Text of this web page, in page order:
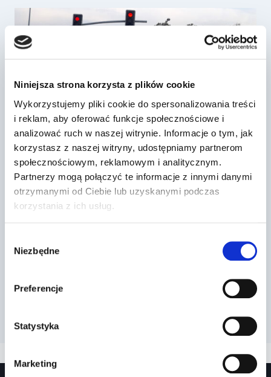
Niniejsza strona korzysta z plików cookie
Wykorzystujemy pliki cookie do spersonalizowania treści
i reklam, aby oferować funkcje społecznościowe i
analizować ruch w naszej witrynie. Informacje o tym, jak
korzystasz z naszej witryny, udostępniamy partnerom
społecznościowym, reklamowym i analitycznym.
Partnerzy mogą połączyć te informacje z innymi danymi
otrzymanymi od Ciebie lub uzyskanymi podczas
korzystania z ich usług.
zgody
Niezbędne
Preferencje
Statystyka
Marketing
Dr Prawko odpowiada: Czy w
przedstawionej sytuacji kierujący
Przez